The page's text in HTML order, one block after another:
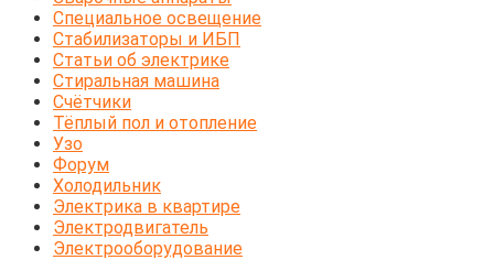
Специальное освещение
Стабилизаторы и ИБП
Статьи об электрике
Стиральная машина
Счётчики
Тёплый пол и отопление
Узо
Форум
Холодильник
Электрика в квартире
Электродвигатель
Электрооборудование